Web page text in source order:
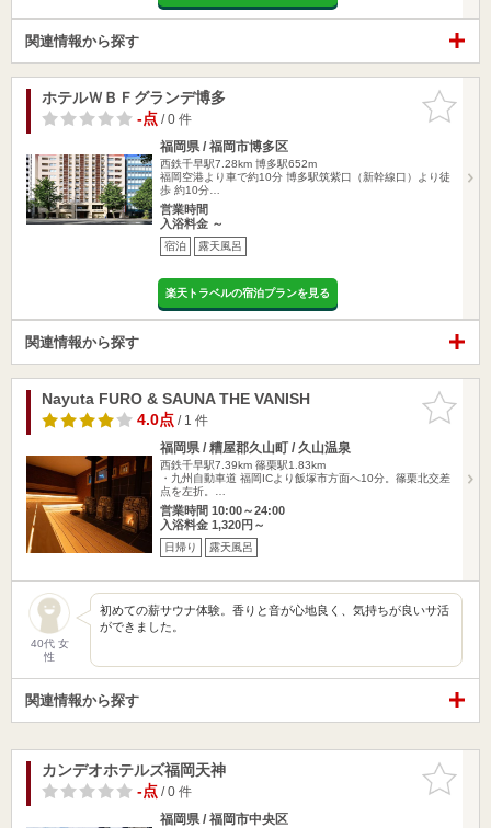
関連情報から探す
お気に入
りに追加
ホテルＷＢＦグランデ博多
-点/ 0 件
福岡県 / 福岡市博多区
西鉄千早駅7.28km 博多駅652m
福岡空港より車で約10分 博多駅筑紫口（新幹線口）より徒
歩 約10分…
営業時間
入浴料金 ～
宿泊 露天風呂
楽天トラベルの宿泊プランを見る
関連情報から探す
お気に入
りに追加
Nayuta FURO & SAUNA THE VANISH
4.0点/ 1 件
福岡県 / 糟屋郡久山町 / 久山温泉
西鉄千早駅7.39km 篠栗駅1.83km
・九州自動車道 福岡ICより飯塚市方面へ10分。篠栗北交差
点を左折。…
営業時間 10:00～24:00
入浴料金 1,320円～
日帰り 露天風呂
40代 女
性
初めての薪サウナ体験。香りと音が心地良く、気持ちが良いサ活
ができました。
関連情報から探す
お気に入
りに追加
カンデオホテルズ福岡天神
-点/ 0 件
福岡県 / 福岡市中央区